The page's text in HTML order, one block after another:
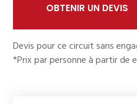
OBTENIR UN DEVIS
Devis pour ce circuit sans
*Prix par personne à partir de